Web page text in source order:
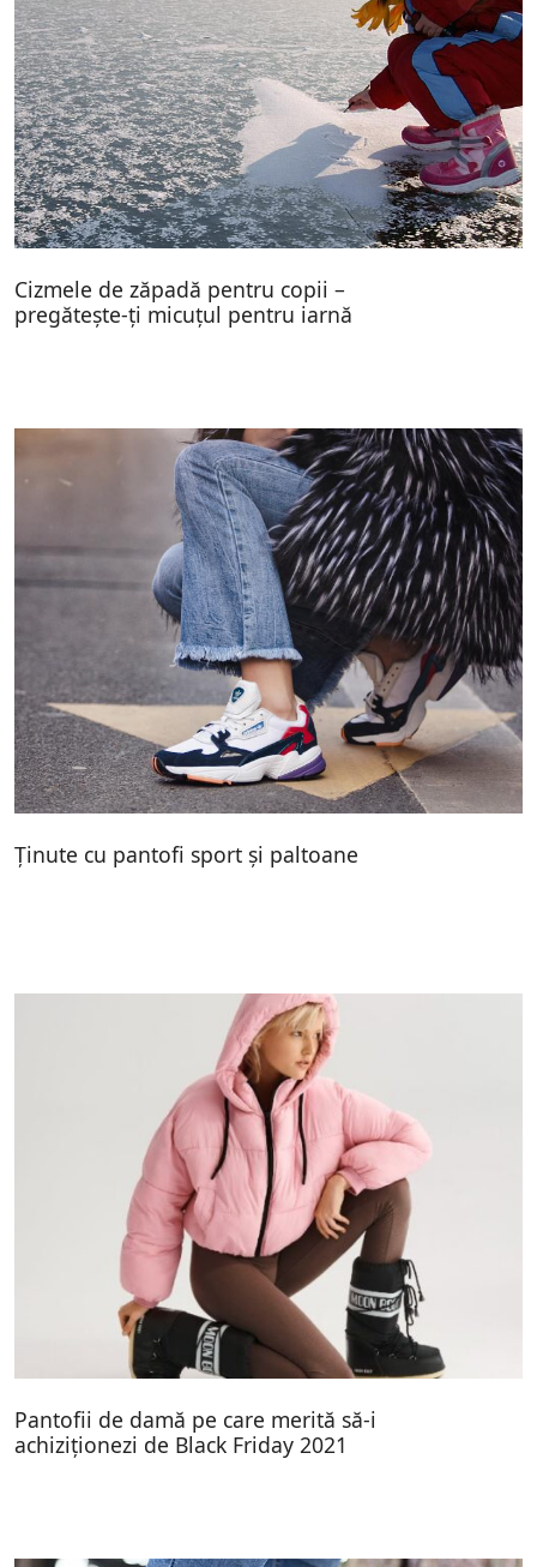
Cizmele de zăpadă pentru copii –
pregătește-ți micuțul pentru iarnă
Ținute cu pantofi sport și paltoane
Pantofii de damă pe care merită să-i
achiziționezi de Black Friday 2021